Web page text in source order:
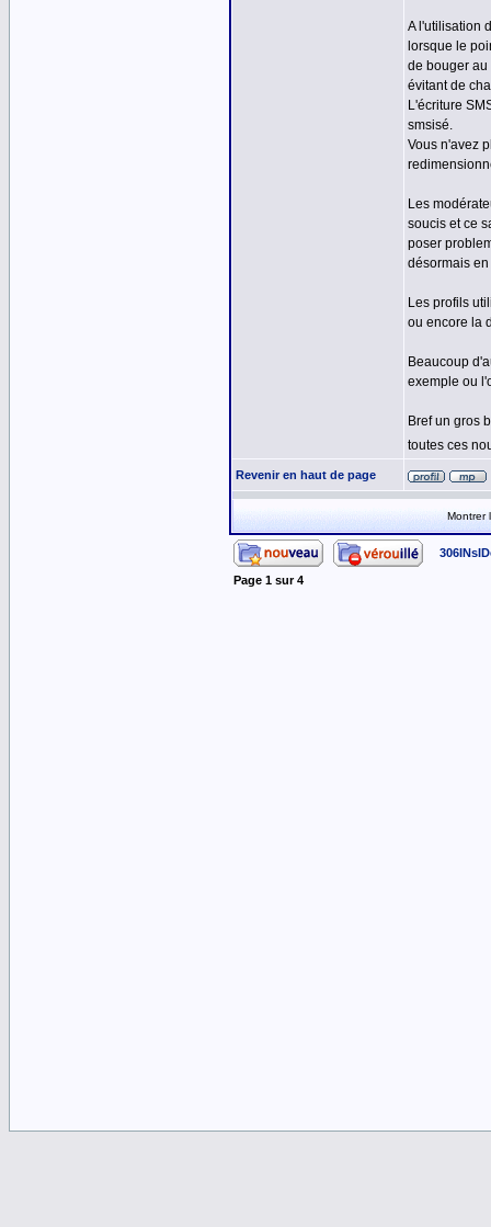
A l'utilisation
lorsque le
de bouger au
évitant de
L'écriture
smsisé.
Vous n'avez
Les
soucis et ce
poser
désormais
Les profils
ou encore la
Beaucoup
exemple ou
Bref un gros
toutes ces
Revenir en haut de page
Montrer
Page 1 sur4